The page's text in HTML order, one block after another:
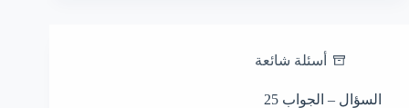
أسئلة شائعة
السؤال – الجواب 25